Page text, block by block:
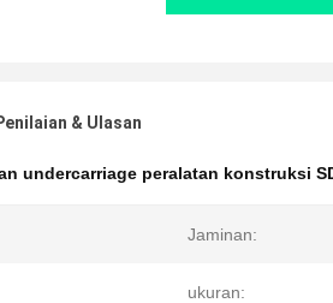
& Ulasan
undercarriage peralatan konstruksi
Jaminan:
ukuran: